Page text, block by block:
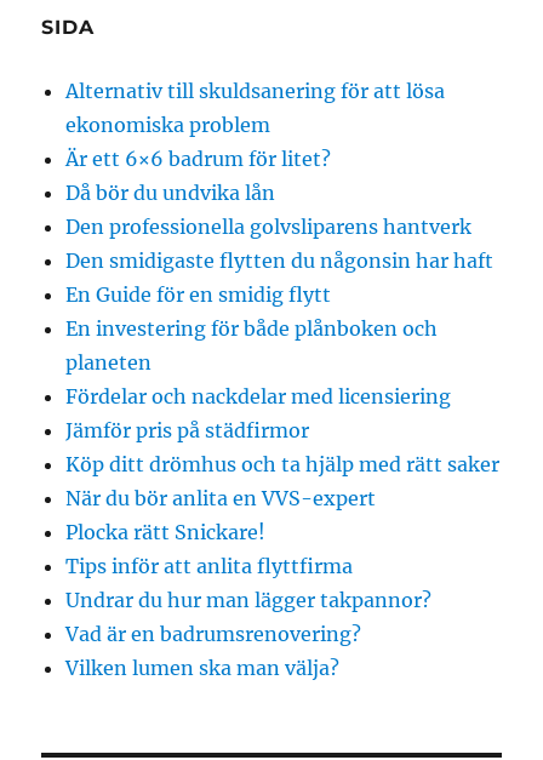
SIDA
Alternativ till skuldsanering för att lösa
ekonomiska problem
Är ett 6×6 badrum för litet?
Då bör du undvika lån
Den professionella golvsliparens hantverk
Den smidigaste flytten du någonsin har haft
En Guide för en smidig flytt
En investering för både plånboken och
planeten
Fördelar och nackdelar med licensiering
Jämför pris på städfirmor
Köp ditt drömhus och ta hjälp med rätt saker
När du bör anlita en VVS-expert
Plocka rätt Snickare!
Tips inför att anlita flyttfirma
Undrar du hur man lägger takpannor?
Vad är en badrumsrenovering?
Vilken lumen ska man välja?